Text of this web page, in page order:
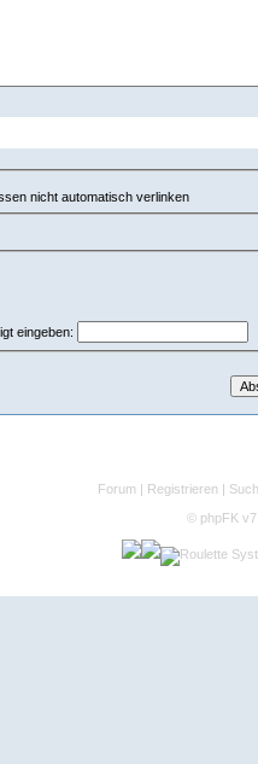
nicht automatisch verlinken
eingeben:
Forum | Registrieren |
© phpFK